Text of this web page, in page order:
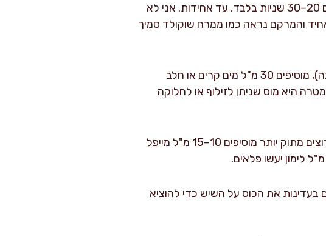
מוסיפים קרם קוקוס לקבלת קטיפתיות: מוסיפים 320 מ"ל קרם קוקוס קר וטוחנים 20–30 שניות בלבד, עד אחידות. אני לא
והמרקם נראה כמו ממרח שוקולד סמיך
כוונון מרקם מדויק: אם המוס סמיך מדי (קורה כשאבוקדו קטן או קקאו סופח הרבה), מוסיפים 30 מ"ל מים קרים או חלב
להוסיף עד 60 מ"ל לפי הצורך. המטרה היא מוס שניתן לזילוף או לחלוקה
טעימה ותיקון: טועמים. אם רוצים יותר “שוקולד מריר” מוסיפים 5 גרם קקאו; אם רוצים מתוק יותר מוסיפים 10–15 מ"ל מייפל
כ-150–170 גרם לכל כוס. דופקים בעדינות את הכוס על השיש כדי להוציא